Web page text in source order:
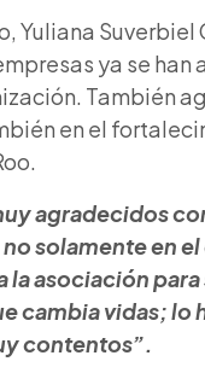
Yuliana
ya se
También
en el
agradecidos
solamente en
la asociación
cambia vidas; lo
contentos”.